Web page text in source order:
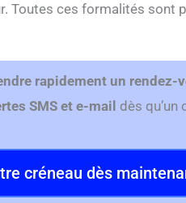
Toutes ces formalités sont
rapidement un rendez-
SMS et e-mail dès qu’un
créneau dès